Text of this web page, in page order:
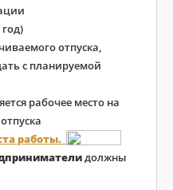
отпуска,
с планируемой
рабочее место на
работы.
должны